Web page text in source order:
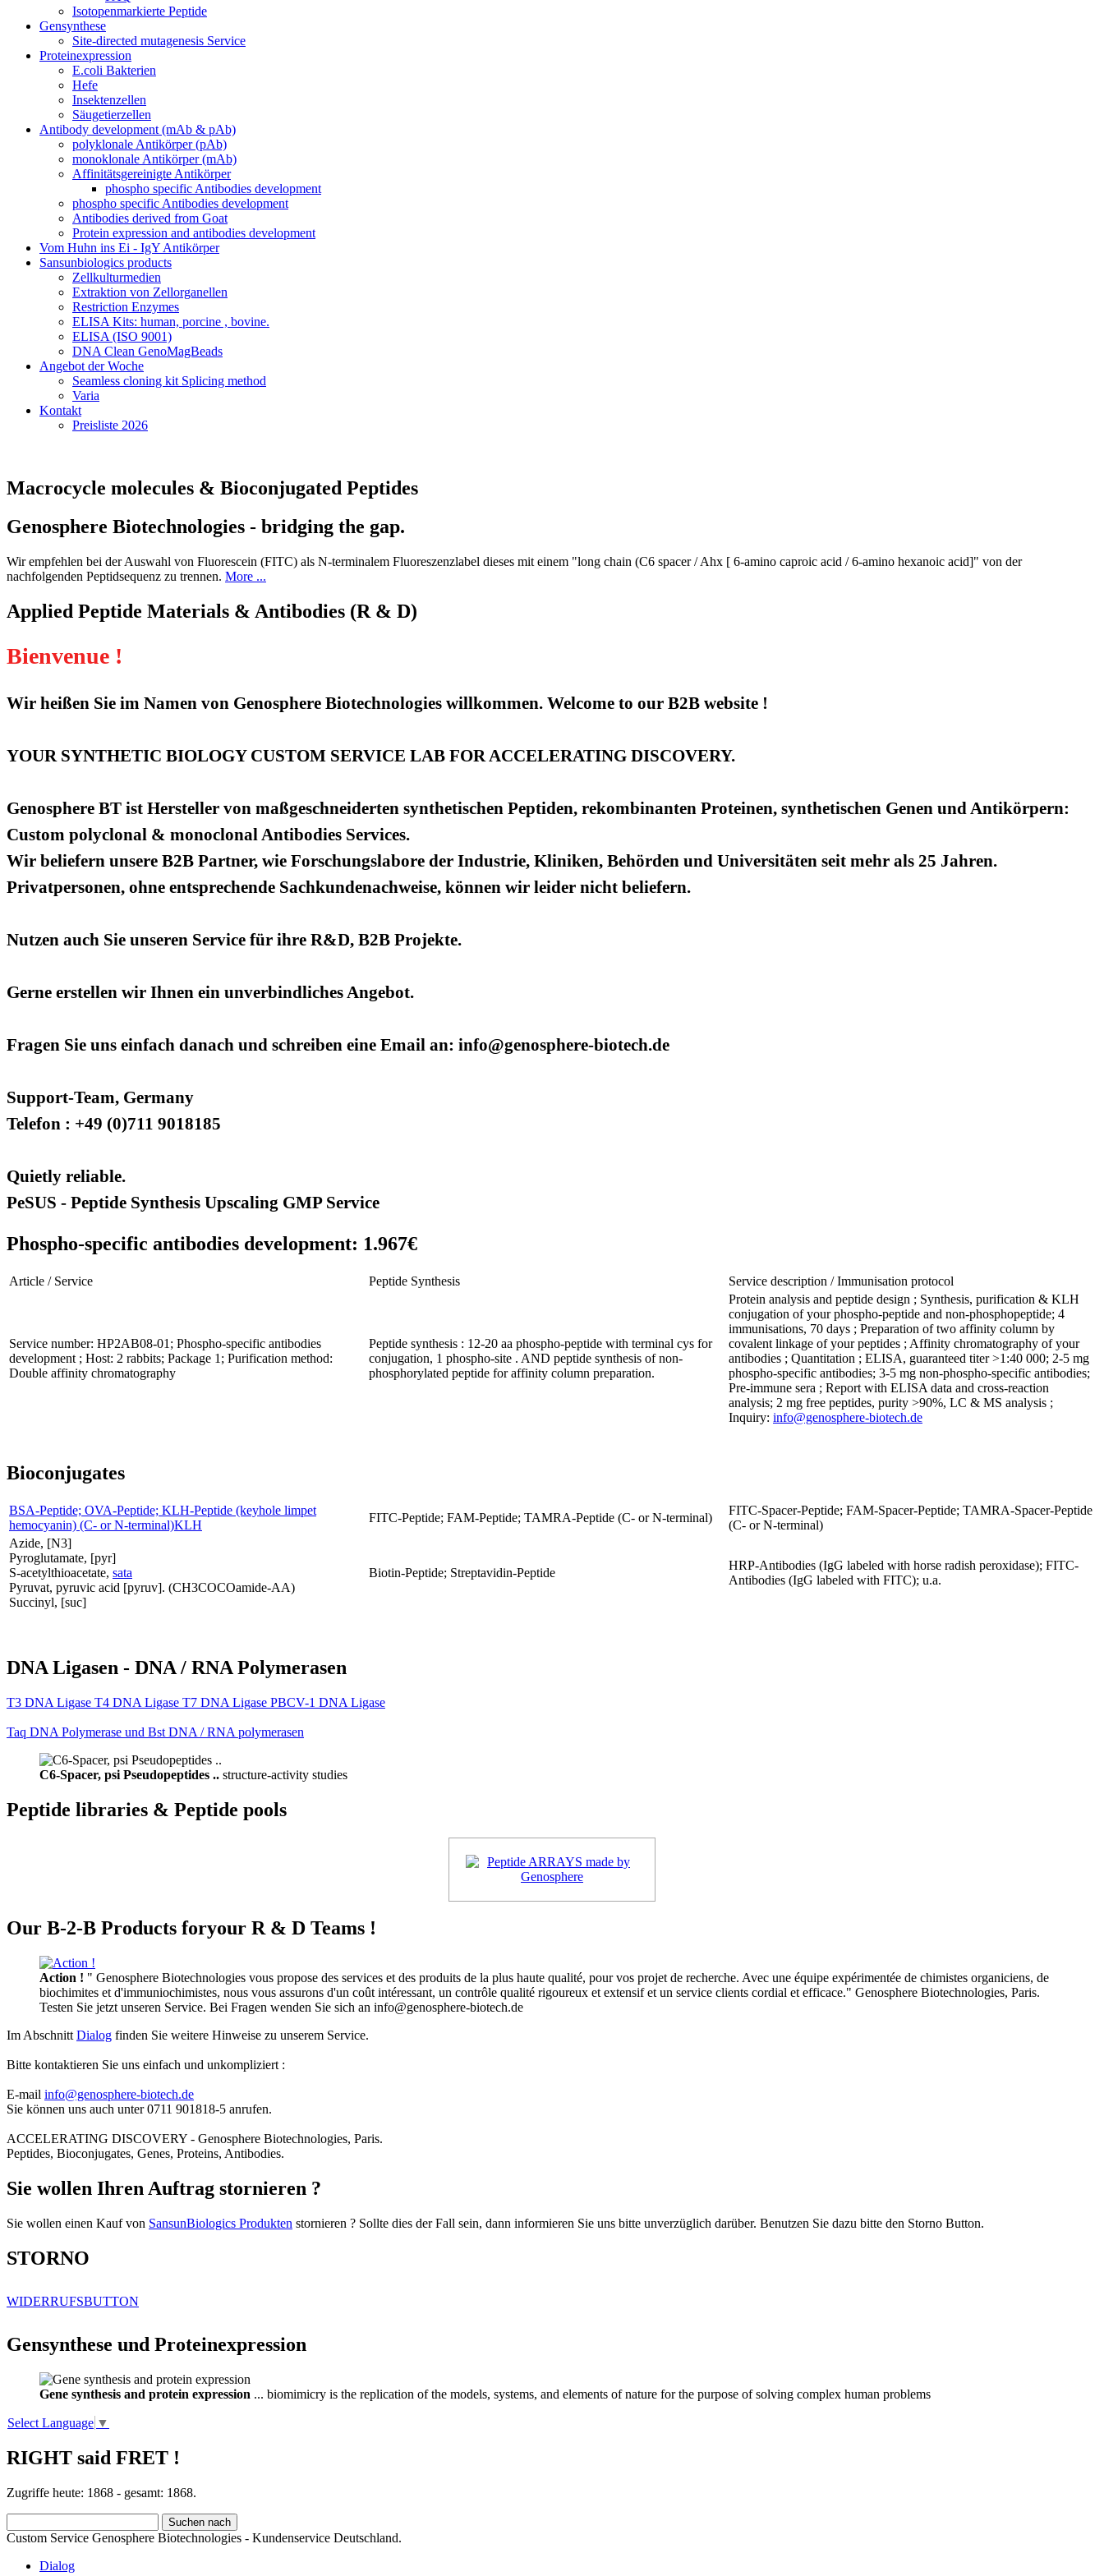
Isotopenmarkierte Peptide
Gensynthese
Site-directed mutagenesis Service
Proteinexpression
E.coli Bakterien
Hefe
Insektenzellen
Säugetierzellen
Antibody development (mAb & pAb)
polyklonale Antikörper (pAb)
monoklonale Antikörper (mAb)
Affinitätsgereinigte Antikörper
phospho specific Antibodies development
phospho specific Antibodies development
Antibodies derived from Goat
Protein expression and antibodies development
Vom Huhn ins Ei - IgY Antikörper
Sansunbiologics products
Zellkulturmedien
Extraktion von Zellorganellen
Restriction Enzymes
ELISA Kits: human, porcine , bovine.
ELISA (ISO 9001)
DNA Clean GenoMagBeads
Angebot der Woche
Seamless cloning kit Splicing method
Varia
Kontakt
Preisliste 2026
Macrocycle molecules & Bioconjugated Peptides
Genosphere Biotechnologies - bridging the gap.
Wir empfehlen bei der Auswahl von Fluorescein (FITC) als N-terminalem Fluoreszenzlabel dieses mit einem "long chain (C6 spacer / Ahx [ 6-amino caproic acid / 6-amino hexanoic acid]" von der
nachfolgenden Peptidsequenz zu trennen. More ...
Applied Peptide Materials & Antibodies (R & D)
Bienvenue !
Wir heißen Sie im Namen von Genosphere Biotechnologies willkommen. Welcome to our B2B website !
YOUR SYNTHETIC BIOLOGY CUSTOM SERVICE LAB FOR ACCELERATING DISCOVERY.
Genosphere BT ist Hersteller von maßgeschneiderten synthetischen Peptiden, rekombinanten Proteinen, synthetischen Genen und Antikörpern:
Custom polyclonal & monoclonal Antibodies Services.
Wir beliefern unsere B2B Partner, wie Forschungslabore der Industrie, Kliniken, Behörden und Universitäten seit mehr als 25 Jahren.
Privatpersonen, ohne entsprechende Sachkundenachweise, können wir leider nicht beliefern.
Nutzen auch Sie unseren Service für ihre R&D, B2B Projekte.
Gerne erstellen wir Ihnen ein unverbindliches Angebot.
Fragen Sie uns einfach danach und schreiben eine Email an: info@genosphere-biotech.de
Support-Team, Germany
Telefon : +49 (0)711 9018185
Quietly reliable.
PeSUS - Peptide Synthesis Upscaling GMP Service
Phospho-specific antibodies development: 1.967€
Article / Service Peptide Synthesis Service description / Immunisation protocol
Service number: HP2AB08-01; Phospho-specific antibodies
development ; Host: 2 rabbits; Package 1; Purification method:
Double affinity chromatography
Peptide synthesis : 12-20 aa phospho-peptide with terminal cys for
conjugation, 1 phospho-site . AND peptide synthesis of non-
phosphorylated peptide for affinity column preparation.
Protein analysis and peptide design ; Synthesis, purification & KLH
conjugation of your phospho-peptide and non-phosphopeptide; 4
immunisations, 70 days ; Preparation of two affinity column by
covalent linkage of your peptides ; Affinity chromatography of your
antibodies ; Quantitation ; ELISA, guaranteed titer >1:40 000; 2-5 mg
phospho-specific antibodies; 3-5 mg non-phospho-specific antibodies;
Pre-immune sera ; Report with ELISA data and cross-reaction
analysis; 2 mg free peptides, purity >90%, LC & MS analysis ;
Inquiry: info@genosphere-biotech.de
Bioconjugates
BSA-Peptide; OVA-Peptide; KLH-Peptide (keyhole limpet
hemocyanin) (C- or N-terminal)KLH
FITC-Peptide; FAM-Peptide; TAMRA-Peptide (C- or N-terminal)
FITC-Spacer-Peptide; FAM-Spacer-Peptide; TAMRA-Spacer-Peptide
(C- or N-terminal)
Azide, [N3]
Pyroglutamate, [pyr]
S-acetylthioacetate, sata
Pyruvat, pyruvic acid [pyruv]. (CH3COCOamide-AA)
Succinyl, [suc]
Biotin-Peptide; Streptavidin-Peptide
HRP-Antibodies (IgG labeled with horse radish peroxidase); FITC-
Antibodies (IgG labeled with FITC); u.a.
DNA Ligasen - DNA / RNA Polymerasen
T3 DNA Ligase T4 DNA Ligase T7 DNA Ligase PBCV-1 DNA Ligase
Taq DNA Polymerase und Bst DNA / RNA polymerasen
C6-Spacer, psi Pseudopeptides .. structure-activity studies
Peptide libraries & Peptide pools
Our B-2-B Products foryour R & D Teams !
Action ! " Genosphere Biotechnologies vous propose des services et des produits de la plus haute qualité, pour vos projet de recherche. Avec une équipe expérimentée de chimistes organiciens, de
biochimites et d'immuniochimistes, nous vous assurons d'un coût intéressant, un contrôle qualité rigoureux et extensif et un service clients cordial et efficace." Genosphere Biotechnologies, Paris.
Testen Sie jetzt unseren Service. Bei Fragen wenden Sie sich an info@genosphere-biotech.de
Im Abschnitt Dialog finden Sie weitere Hinweise zu unserem Service.
Bitte kontaktieren Sie uns einfach und unkompliziert :
E-mail info@genosphere-biotech.de
Sie können uns auch unter 0711 901818-5 anrufen.
ACCELERATING DISCOVERY - Genosphere Biotechnologies, Paris.
Peptides, Bioconjugates, Genes, Proteins, Antibodies.
Sie wollen Ihren Auftrag stornieren ?
Sie wollen einen Kauf von SansunBiologics Produkten stornieren ? Sollte dies der Fall sein, dann informieren Sie uns bitte unverzüglich darüber. Benutzen Sie dazu bitte den Storno Button.
STORNO
WIDERRUFSBUTTON
Gensynthese und Proteinexpression
Gene synthesis and protein expression ... biomimicry is the replication of the models, systems, and elements of nature for the purpose of solving complex human problems
Select Language ▼
RIGHT said FRET !
Zugriffe heute: 1868 - gesamt: 1868.
Custom Service Genosphere Biotechnologies - Kundenservice Deutschland.
Dialog